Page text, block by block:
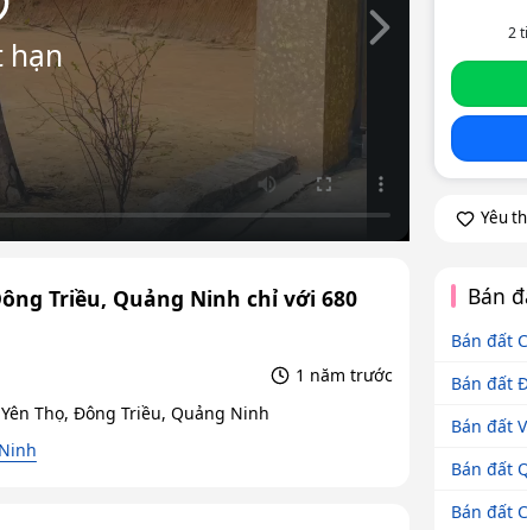
hạn Slide tiếp theo
Triều, Quảng Ninh chỉ với 680
1 năm trước
Thọ, Đông Triều, Quảng Ninh
2
Yêu
Bán
Bán đất
Bán đất
Bán đất
Bán đất
Bán đất